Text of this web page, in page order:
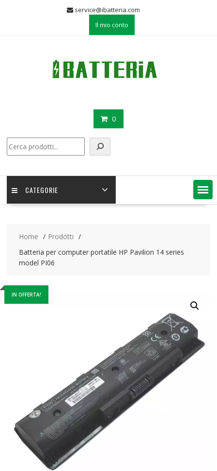
service@ibatteria.com
Il mio conto
0
CATEGORIE
Home
Prodotti
Batteria per computer portatile HP Pavilion 14 series
model PI06
IN OFFERTA!